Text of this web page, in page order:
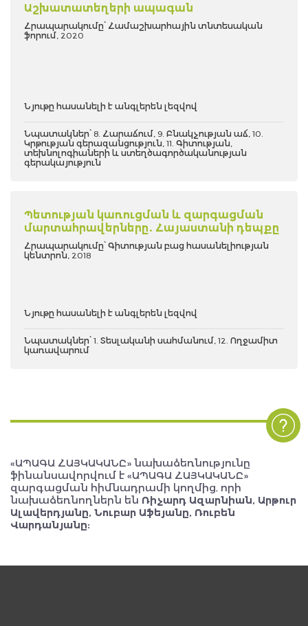
Աշխատատեղերի ապագան
Հրապարակումը՝ Համաշխարհային տնտեսական
ֆորում, 2020
Նյութը հասանելի է անգլերեն լեզվով
Նպատակներ՝ 8. Հարաճում, 9. Բնակչության աճ, 10.
Կրթության գերազանցություն, 11. Գիտության,
տեխնոլոգիաների և ստեղծագործականության
գերակայություն
Պետության կառուցման և զարգացման
մարտահրավերները. Հայաստանի դեպքը
Հրապարակումը՝ Գիտության բաց հասանելիության
կենտրոն, 2018
Նյութը հասանելի է անգլերեն լեզվով
Նպատակներ՝ 1. Տեսլականի սահմանում, 12. Ողջամիտ
կառավարում
«ԱՊԱԳԱ ՀԱՅԿԱԿԱՆԸ» նախաձեռնությունը
ֆինանսավորվում է «ԱՊԱԳԱ ՀԱՅԿԱԿԱՆԸ»
զարգացման հիմնադրամի կողմից, որի
նախաձեռնողներն են Ռիչարդ Ազարնիան, Արթուր
Ալավերդյանը, Նուբար Աֆեյանը, Ռուբեն
Վարդանյանը: